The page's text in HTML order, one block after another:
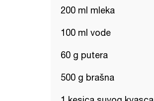
200 ml mleka
100 ml vode
60 g putera
500 g brašna